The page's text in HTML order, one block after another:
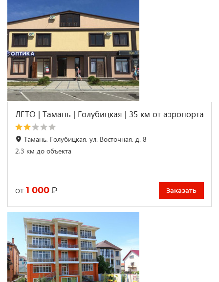
ЛЕТО | Тамань | Голубицкая | 35 км от аэропорта
Тамань, Голубицкая, ул. Восточная, д. 8
2.3 км до объекта
от 1 000 ₽ Заказать